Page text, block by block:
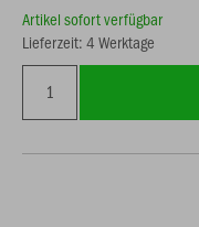
Artikel sofort verfügbar
Lieferzeit: 4 Werktage